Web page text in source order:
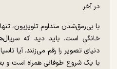
در آخر
با بی‌رمق‌شدن متداوم تلویزیون،
خانگی است. باید دید که
دنیای تصویر را رقم می‌زنند. آیا
با یک شروع طوفانی همراه است و